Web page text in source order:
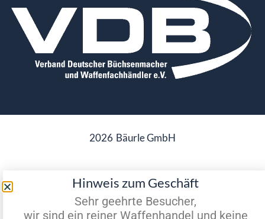
2026 Bäurle GmbH
Datenschutz Impressum
Hinweis zum Geschäft
Sehr geehrte Besucher,
wir sind ein reiner Waffenhandel und keine